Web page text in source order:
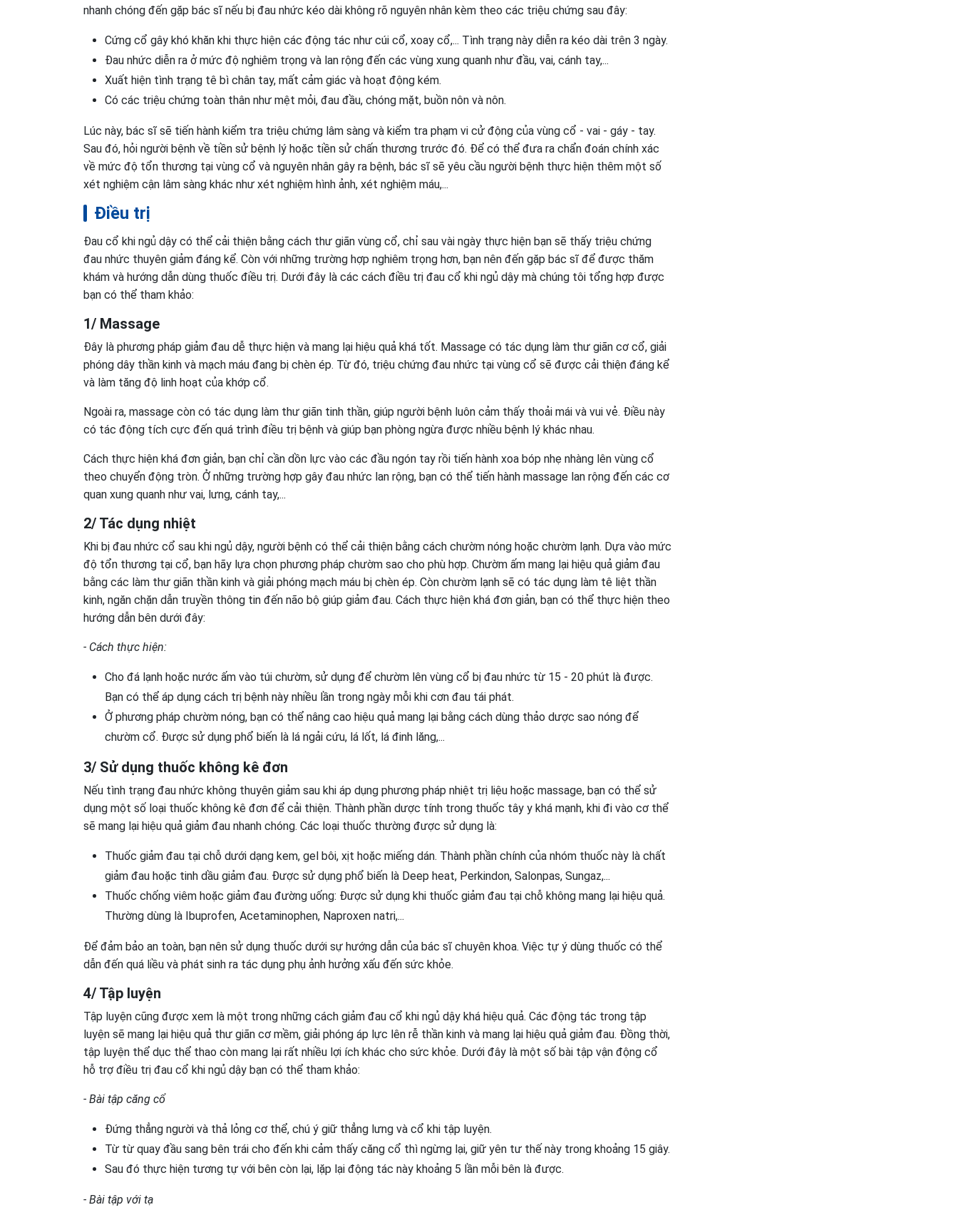
nhanh chóng đến gặp bác sĩ nếu bị đau nhức kéo dài không rõ nguyên nhân kèm theo các triệu chứng sau đây:
Cứng cổ gây khó khăn khi thực hiện các động tác như cúi cổ, xoay cổ,... Tình trạng này diễn ra kéo dài trên 3 ngày.
Đau nhức diễn ra ở mức độ nghiêm trọng và lan rộng đến các vùng xung quanh như đầu, vai, cánh tay,...
Xuất hiện tình trạng tê bì chân tay, mất cảm giác và hoạt động kém.
Có các triệu chứng toàn thân như mệt mỏi, đau đầu, chóng mặt, buồn nôn và nôn.
Lúc này, bác sĩ sẽ tiến hành kiểm tra triệu chứng lâm sàng và kiểm tra phạm vi cử động của vùng cổ - vai - gáy - tay.
Sau đó, hỏi người bệnh về tiền sử bệnh lý hoặc tiền sử chấn thương trước đó. Để có thể đưa ra chẩn đoán chính xác
về mức độ tổn thương tại vùng cổ và nguyên nhân gây ra bệnh, bác sĩ sẽ yêu cầu người bệnh thực hiện thêm một số
xét nghiệm cận lâm sàng khác như xét nghiệm hình ảnh, xét nghiệm máu,...
Điều trị
Đau cổ khi ngủ dậy có thể cải thiện bằng cách thư giãn vùng cổ, chỉ sau vài ngày thực hiện bạn sẽ thấy triệu chứng
đau nhức thuyên giảm đáng kể. Còn với những trường hợp nghiêm trọng hơn, bạn nên đến gặp bác sĩ để được thăm
khám và hướng dẫn dùng thuốc điều trị. Dưới đây là các cách điều trị đau cổ khi ngủ dậy mà chúng tôi tổng hợp được
bạn có thể tham khảo:
1/ Massage
Đây là phương pháp giảm đau dễ thực hiện và mang lại hiệu quả khá tốt. Massage có tác dụng làm thư giãn cơ cổ, giải
phóng dây thần kinh và mạch máu đang bị chèn ép. Từ đó, triệu chứng đau nhức tại vùng cổ sẽ được cải thiện đáng kể
và làm tăng độ linh hoạt của khớp cổ.
Ngoài ra, massage còn có tác dụng làm thư giãn tinh thần, giúp người bệnh luôn cảm thấy thoải mái và vui vẻ. Điều này
có tác động tích cực đến quá trình điều trị bệnh và giúp bạn phòng ngừa được nhiều bệnh lý khác nhau.
Cách thực hiện khá đơn giản, bạn chỉ cần dồn lực vào các đầu ngón tay rồi tiến hành xoa bóp nhẹ nhàng lên vùng cổ
theo chuyển động tròn. Ở những trường hợp gây đau nhức lan rộng, bạn có thể tiến hành massage lan rộng đến các cơ
quan xung quanh như vai, lưng, cánh tay,...
2/ Tác dụng nhiệt
Khi bị đau nhức cổ sau khi ngủ dậy, người bệnh có thể cải thiện bằng cách chườm nóng hoặc chườm lạnh. Dựa vào mức
độ tổn thương tại cổ, bạn hãy lựa chọn phương pháp chườm sao cho phù hợp. Chườm ấm mang lại hiệu quả giảm đau
bằng các làm thư giãn thần kinh và giải phóng mạch máu bị chèn ép. Còn chườm lạnh sẽ có tác dụng làm tê liệt thần
kinh, ngăn chặn dẫn truyền thông tin đến não bộ giúp giảm đau. Cách thực hiện khá đơn giản, bạn có thể thực hiện theo
hướng dẫn bên dưới đây:
- Cách thực hiện:
Cho đá lạnh hoặc nước ấm vào túi chườm, sử dụng để chườm lên vùng cổ bị đau nhức từ 15 - 20 phút là được.
Bạn có thể áp dụng cách trị bệnh này nhiều lần trong ngày mỗi khi cơn đau tái phát.
Ở phương pháp chườm nóng, bạn có thể nâng cao hiệu quả mang lại bằng cách dùng thảo dược sao nóng để
chườm cổ. Được sử dụng phổ biến là lá ngải cứu, lá lốt, lá đinh lăng,...
3/ Sử dụng thuốc không kê đơn
Nếu tình trạng đau nhức không thuyên giảm sau khi áp dụng phương pháp nhiệt trị liệu hoặc massage, bạn có thể sử
dụng một số loại thuốc không kê đơn để cải thiện. Thành phần dược tính trong thuốc tây y khá mạnh, khi đi vào cơ thể
sẽ mang lại hiệu quả giảm đau nhanh chóng. Các loại thuốc thường được sử dụng là:
Thuốc giảm đau tại chỗ dưới dạng kem, gel bôi, xịt hoặc miếng dán. Thành phần chính của nhóm thuốc này là chất
giảm đau hoặc tinh dầu giảm đau. Được sử dụng phổ biến là Deep heat, Perkindon, Salonpas, Sungaz,...
Thuốc chống viêm hoặc giảm đau đường uống: Được sử dụng khi thuốc giảm đau tại chỗ không mang lại hiệu quả.
Thường dùng là Ibuprofen, Acetaminophen, Naproxen natri,...
Để đảm bảo an toàn, bạn nên sử dụng thuốc dưới sự hướng dẫn của bác sĩ chuyên khoa. Việc tự ý dùng thuốc có thể
dẫn đến quá liều và phát sinh ra tác dụng phụ ảnh hưởng xấu đến sức khỏe.
4/ Tập luyện
Tập luyện cũng được xem là một trong những cách giảm đau cổ khi ngủ dậy khá hiệu quả. Các động tác trong tập
luyện sẽ mang lại hiệu quả thư giãn cơ mềm, giải phóng áp lực lên rễ thần kinh và mang lại hiệu quả giảm đau. Đồng thời,
tập luyện thể dục thể thao còn mang lại rất nhiều lợi ích khác cho sức khỏe. Dưới đây là một số bài tập vận động cổ
hỗ trợ điều trị đau cổ khi ngủ dậy bạn có thể tham khảo:
- Bài tập căng cổ
Đứng thẳng người và thả lỏng cơ thể, chú ý giữ thẳng lưng và cổ khi tập luyện.
Từ từ quay đầu sang bên trái cho đến khi cảm thấy căng cổ thì ngừng lại, giữ yên tư thế này trong khoảng 15 giây.
Sau đó thực hiện tương tự với bên còn lại, lặp lại động tác này khoảng 5 lần mỗi bên là được.
- Bài tập với tạ